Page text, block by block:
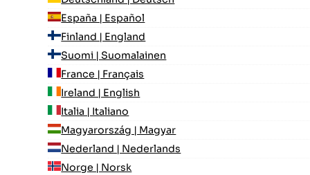
España | Español
Finland | England
Suomi | Suomalainen
France | Français
Ireland | English
Italia | Italiano
Magyarország | Magyar
Nederland | Nederlands
Norge | Norsk